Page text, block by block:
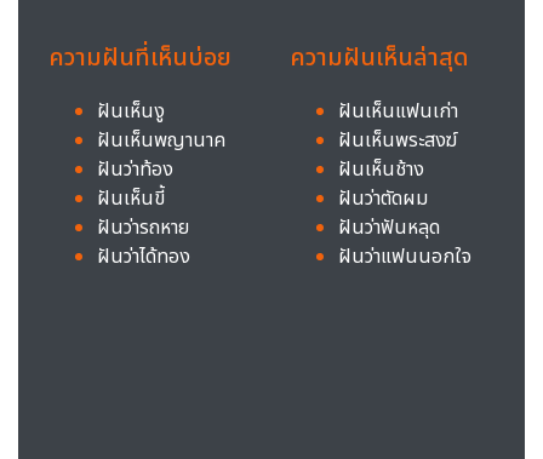
ความฝันที่เห็นบ่อย
ฝันเห็นงู
ฝันเห็นพญานาค
ฝันว่าท้อง
ฝันเห็นขี้
ฝันว่ารถหาย
ฝันว่าได้ทอง
ความฝันเห็นล่าสุด
ฝันเห็นแฟนเก่า
ฝันเห็นพระสงฆ์
ฝันเห็นช้าง
ฝันว่าตัดผม
ฝันว่าฟันหลุด
ฝันว่าแฟนนอกใจ